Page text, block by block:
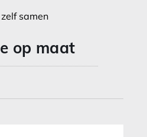
samen
op maat